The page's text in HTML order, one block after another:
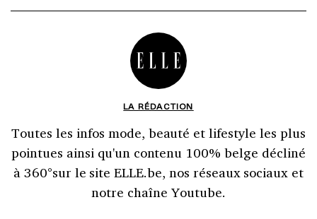
LA RÉDACTION
Toutes les infos mode, beauté et lifestyle les plus
pointues ainsi qu'un contenu 100% belge décliné
à 360°sur le site ELLE.be, nos réseaux sociaux et
notre chaîne Youtube.